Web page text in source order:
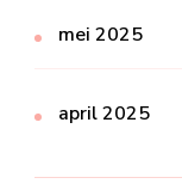
mei 2025
april 2025